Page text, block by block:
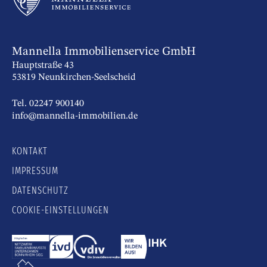
Mannella Immobilienservice GmbH
Hauptstraße 43
53819 Neunkirchen-Seelscheid
Tel. 02247 900140
info@mannella-immobilien.de
KONTAKT
IMPRESSUM
DATENSCHUTZ
COOKIE-EINSTELLUNGEN